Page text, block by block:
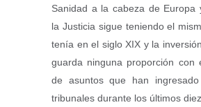
Sanidad a la cabeza de Europa
la Justicia sigue teniendo el
tenía en el siglo XIX y la
guarda ninguna proporción con
de asuntos que han
tribunales durante los últimos